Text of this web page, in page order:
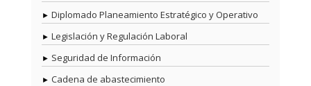
Diplomado Planeamiento Estratégico y Operativo
Legislación y Regulación Laboral
Seguridad de Información
Cadena de abastecimiento